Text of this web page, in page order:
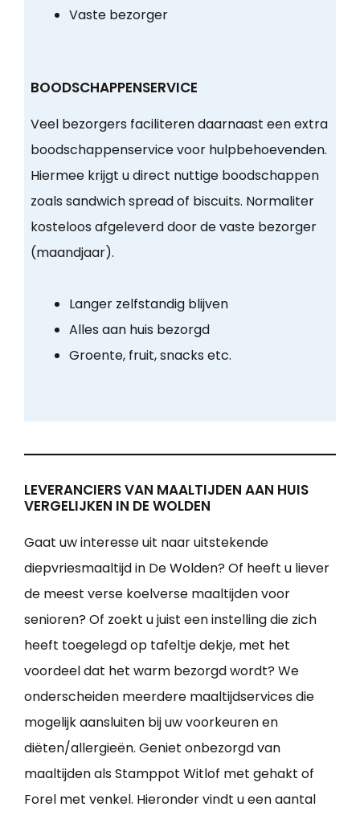
Vaste bezorger
BOODSCHAPPENSERVICE
Veel bezorgers faciliteren daarnaast een extra
boodschappenservice voor hulpbehoevenden.
Hiermee krijgt u direct nuttige boodschappen
zoals sandwich spread of biscuits. Normaliter
kosteloos afgeleverd door de vaste bezorger
(maandjaar).
Langer zelfstandig blijven
Alles aan huis bezorgd
Groente, fruit, snacks etc.
LEVERANCIERS VAN MAALTIJDEN AAN HUIS
VERGELIJKEN IN DE WOLDEN
Gaat uw interesse uit naar uitstekende
diepvriesmaaltijd in De Wolden? Of heeft u liever
de meest verse koelverse maaltijden voor
senioren? Of zoekt u juist een instelling die zich
heeft toegelegd op tafeltje dekje, met het
voordeel dat het warm bezorgd wordt? We
onderscheiden meerdere maaltijdservices die
mogelijk aansluiten bij uw voorkeuren en
diëten/allergieën. Geniet onbezorgd van
maaltijden als Stamppot Witlof met gehakt of
Forel met venkel. Hieronder vindt u een aantal